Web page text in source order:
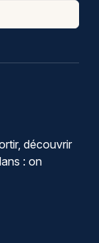
découvrir
: on